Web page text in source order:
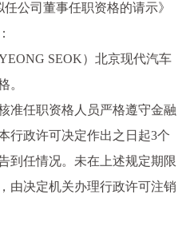
公司董事任职资格的请示》
SEOK）北京现代汽车
。
准任职资格人员严格遵守金融
行政许可决定作出之日起3个
到任情况。未在上述规定期限
由决定机关办理行政许可注销